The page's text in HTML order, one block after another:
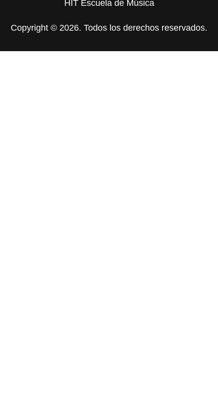
HIT Escuela de Música
Copyright © 2026. Todos los derechos reservados.